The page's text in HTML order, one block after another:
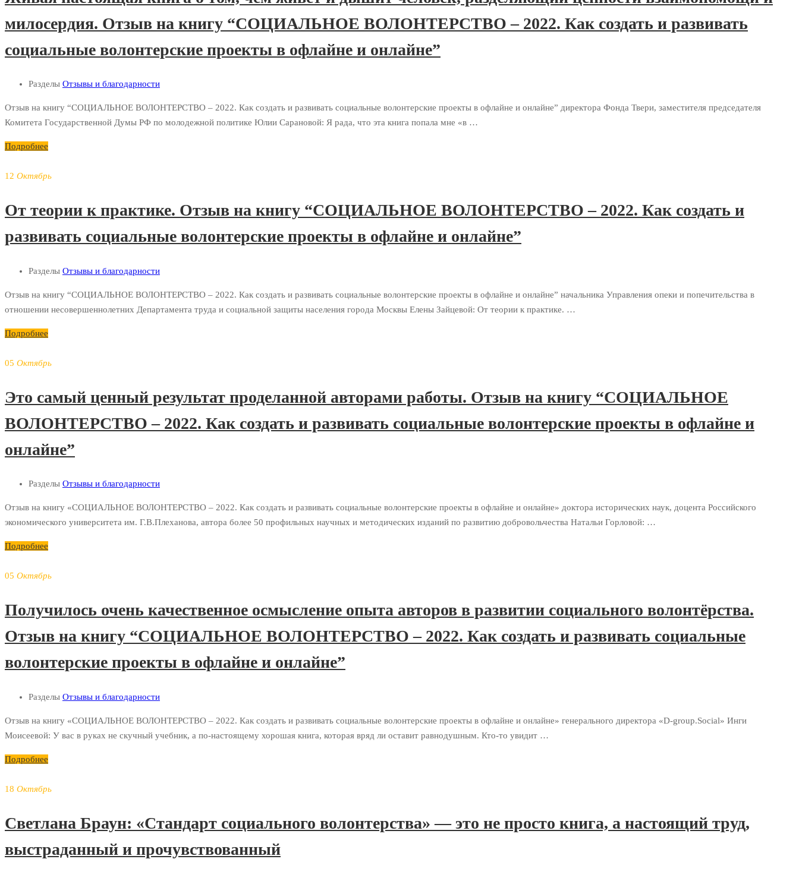
милосердия. Отзыв на книгу “СОЦИАЛЬНОЕ ВОЛОНТЕРСТВО – 2022. Как создать и развивать
социальные волонтерские проекты в офлайне и онлайне”
Разделы Отзывы и благодарности
Отзыв на книгу “СОЦИАЛЬНОЕ ВОЛОНТЕРСТВО – 2022. Как создать и развивать социальные волонтерские проекты в офлайне и онлайне” директора Фонда Твери, заместителя председателя
Комитета Государственной Думы РФ по молодежной политике Юлии Сарановой: Я рада, что эта книга попала мне «в …
Подробнее
12 Октябрь
От теории к практике. Отзыв на книгу “СОЦИАЛЬНОЕ ВОЛОНТЕРСТВО – 2022. Как создать и
развивать социальные волонтерские проекты в офлайне и онлайне”
Разделы Отзывы и благодарности
Отзыв на книгу “СОЦИАЛЬНОЕ ВОЛОНТЕРСТВО – 2022. Как создать и развивать социальные волонтерские проекты в офлайне и онлайне” начальника Управления опеки и попечительства в
отношении несовершеннолетних Департамента труда и социальной защиты населения города Москвы Елены Зайцевой: От теории к практике. …
Подробнее
05 Октябрь
Это самый ценный результат проделанной авторами работы. Отзыв на книгу “СОЦИАЛЬНОЕ
ВОЛОНТЕРСТВО – 2022. Как создать и развивать социальные волонтерские проекты в офлайне и
онлайне”
Разделы Отзывы и благодарности
Отзыв на книгу «СОЦИАЛЬНОЕ ВОЛОНТЕРСТВО – 2022. Как создать и развивать социальные волонтерские проекты в офлайне и онлайне» доктора исторических наук, доцента Российского
экономического университета им. Г.В.Плеханова, автора более 50 профильных научных и методических изданий по развитию добровольчества Натальи Горловой: …
Подробнее
05 Октябрь
Получилось очень качественное осмысление опыта авторов в развитии социального волонтёрства.
Отзыв на книгу “СОЦИАЛЬНОЕ ВОЛОНТЕРСТВО – 2022. Как создать и развивать социальные
волонтерские проекты в офлайне и онлайне”
Разделы Отзывы и благодарности
Отзыв на книгу «СОЦИАЛЬНОЕ ВОЛОНТЕРСТВО – 2022. Как создать и развивать социальные волонтерские проекты в офлайне и онлайне» генерального директора «D-group.Social» Инги
Моисеевой: У вас в руках не скучный учебник, а по-настоящему хорошая книга, которая вряд ли оставит равнодушным. Кто-то увидит …
Подробнее
18 Октябрь
Светлана Браун: «Стандарт социального волонтерства» — это не просто книга, а настоящий труд,
выстраданный и прочувствованный